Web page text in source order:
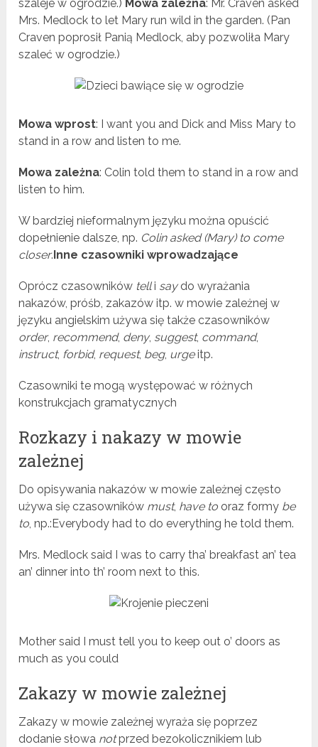
szaleje w ogrodzie.) Mowa zależna: Mr. Craven asked
Mrs. Medlock to let Mary run wild in the garden. (Pan
Craven poprosił Panią Medlock, aby pozwoliła Mary
szaleć w ogrodzie.)
Mowa wprost: I want you and Dick and Miss Mary to
stand in a row and listen to me.
Mowa zależna: Colin told them to stand in a row and
listen to him.
W bardziej nieformalnym języku można opuścić
dopełnienie dalsze, np. Colin asked (Mary) to come
closer. Inne czasowniki wprowadzające
Oprócz czasowników telli saydo wyrażania
nakazów, próśb, zakazów itp. w mowie zależnej w
języku angielskim używa się także czasowników
order, recommend, deny, suggest, command,
instruct, forbid, request, beg, urgeitp.
Czasowniki te mogą występować w różnych
konstrukcjach gramatycznych
Rozkazy i nakazy w mowie
zależnej
Do opisywania nakazów w mowie zależnej często
używa się czasowników must, have to oraz formy be
to, np.:Everybody had to do everything he told them.
Mrs. Medlock said I was to carry tha’ breakfast an’ tea
an’ dinner into th’ room next to this.
Mother said I must tell you to keep out o’ doors as
much as you could
Zakazy w mowie zależnej
Zakazy w mowie zależnej wyraża się poprzez
dodanie słowa notprzed bezokolicznikiem lub